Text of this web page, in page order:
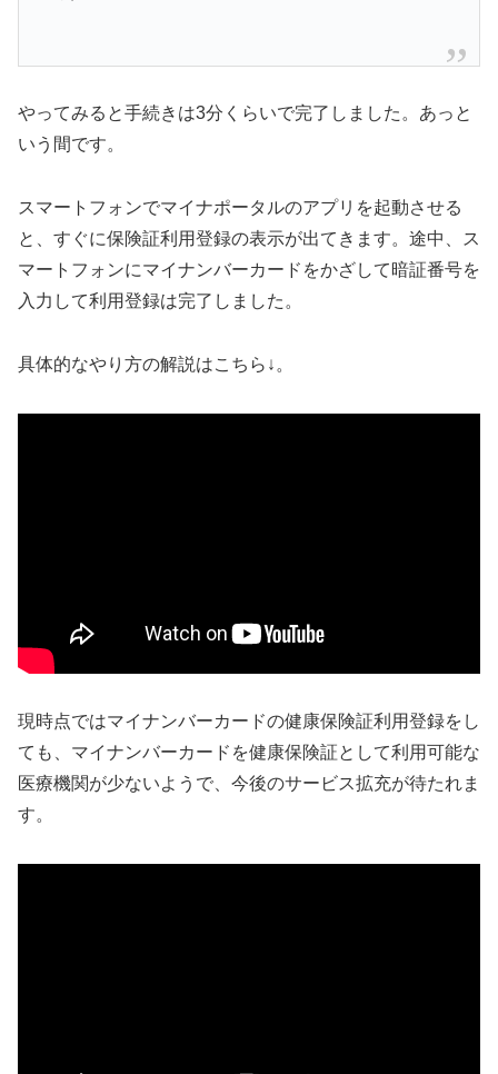
やってみると手続きは3分くらいで完了しました。あっと
いう間です。
スマートフォンでマイナポータルのアプリを起動させる
と、すぐに保険証利用登録の表示が出てきます。途中、ス
マートフォンにマイナンバーカードをかざして暗証番号を
入力して利用登録は完了しました。
具体的なやり方の解説はこちら↓。
現時点ではマイナンバーカードの健康保険証利用登録をし
ても、マイナンバーカードを健康保険証として利用可能な
医療機関が少ないようで、今後のサービス拡充が待たれま
す。